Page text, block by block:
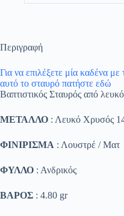
Περιγραφή
Για να επιλέξετε μία καδένα
αυτό το σταυρό πατήστε εδώ
Βαπτιστικός Σταυρός από
ΜΕΤΑΛΛΟ : Λευκό Χρυσός
ΦΙΝΙΡΙΣΜΑ : Λουστρέ / Ματ
ΦΥΛΛΟ : Ανδρικός
ΒΑΡΟΣ : 4.80 gr